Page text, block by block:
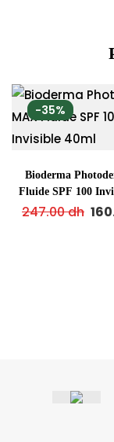
-35%
Bioderma
Fluide SPF 100
247.00dh